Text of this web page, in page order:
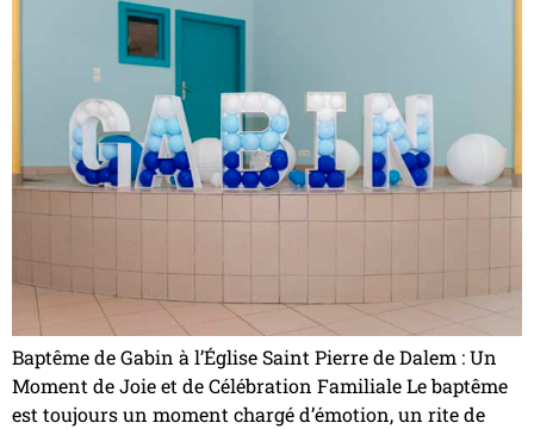
Baptême de Gabin à l’Église Saint Pierre de Dalem : Un
Moment de Joie et de Célébration Familiale Le baptême
est toujours un moment chargé d’émotion, un rite de